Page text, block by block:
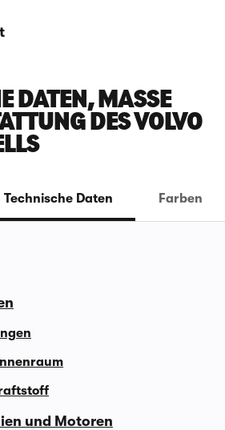
DATEN, MASSE U
DES VOLVO E
Technische Daten Farben
und Motoren